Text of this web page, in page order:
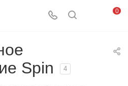
0
Spin
4